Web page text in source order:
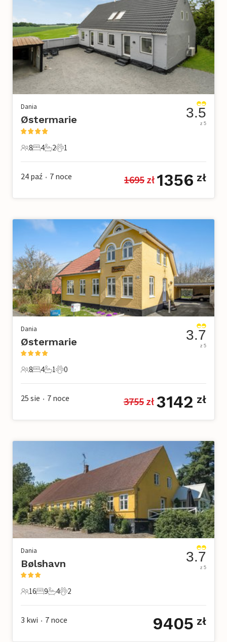
Dania
Østermarie
8 Goście
8
4 Sypialnie
4
2 Łazienki
2
1 Zwierzę domowe
1
3.5
z 5
24 paź • 7 noce 1695 zł 1356 zł
Dania
Østermarie
8 Goście
8
4 Sypialnie
4
1 Łazienka
1
0 Zwierzęta domowe
0
3.7
z 5
25 sie • 7 noce 3755 zł 3142 zł
Dania
Bølshavn
16 Goście
16
9 Sypialnie
9
4 Łazienki
4
2 Zwierzęta domowe
2
3.7
z 5
3 kwi • 7 noce 9405 zł